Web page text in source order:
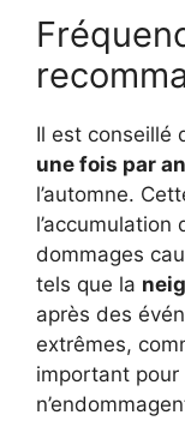
Il est conseillé
une fois par an
l’automne.
dommages
tels que la
après des
extrêmes,
important